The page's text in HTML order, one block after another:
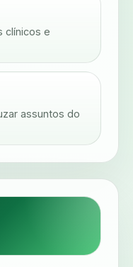
clínicos e
assuntos do